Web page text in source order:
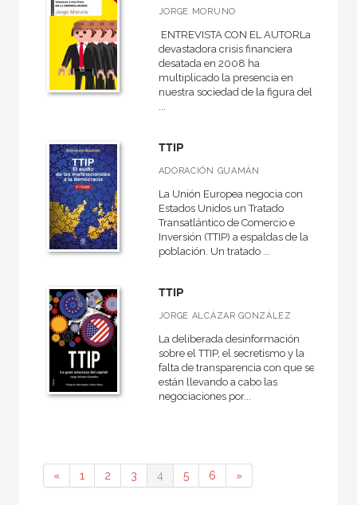
JORGE MORUNO
ENTREVISTA CON EL AUTORLa
devastadora crisis financiera
desatada en 2008 ha
multiplicado la presencia en
nuestra sociedad de la figura del
...
TTIP
ADORACIÓN GUAMÁN
La Unión Europea negocia con
Estados Unidos un Tratado
Transatlántico de Comercio e
Inversión (TTIP) a espaldas de la
población. Un tratado ...
TTIP
JORGE ALCÁZAR GONZÁLEZ
La deliberada desinformación
sobre el TTIP, el secretismo y la
falta de transparencia con que se
están llevando a cabo las
negociaciones por...
« 1 2 3 4 5 6 »